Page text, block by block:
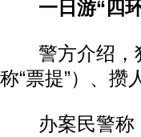
一日游“四环
警方介绍，犯
称“票提”）、
办案民警称，